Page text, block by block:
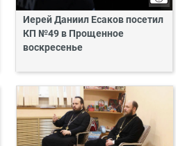
Иерей Даниил Есаков посетил
КП №49 в Прощенное
воскресенье